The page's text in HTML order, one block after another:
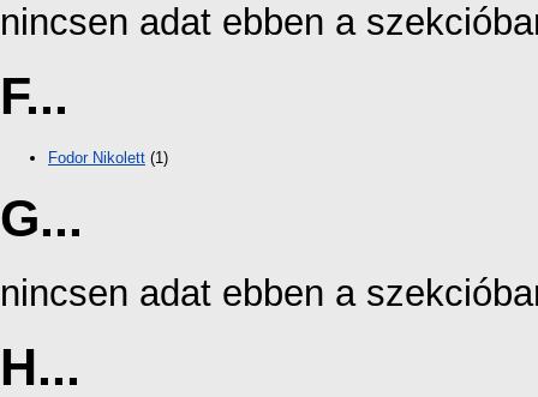
nincsen adat ebben a
F...
Fodor Nikolett (1)
G...
nincsen adat ebben a
H...